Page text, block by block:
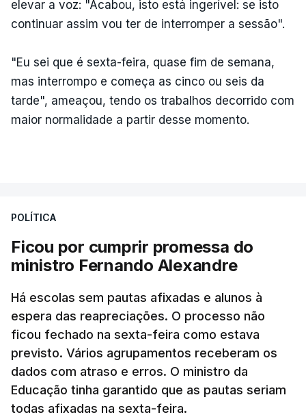
elevar a voz: "Acabou, isto está ingerível: se isto
continuar assim vou ter de interromper a sessão".
"Eu sei que é sexta-feira, quase fim de semana,
mas interrompo e começa as cinco ou seis da
tarde", ameaçou, tendo os trabalhos decorrido com
maior normalidade a partir desse momento.
POLÍTICA
Ficou por cumprir promessa do
ministro Fernando Alexandre
Há escolas sem pautas afixadas e alunos à
espera das reapreciações. O processo não
ficou fechado na sexta-feira como estava
previsto. Vários agrupamentos receberam os
dados com atraso e erros. O ministro da
Educação tinha garantido que as pautas seriam
todas afixadas na sexta-feira.